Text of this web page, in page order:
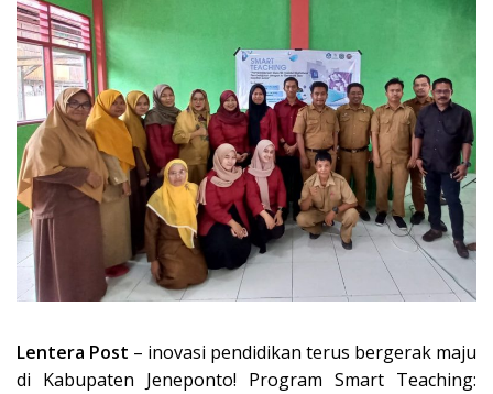
Lentera Post – inovasi pendidikan terus bergerak maju
di Kabupaten Jeneponto! Program Smart Teaching: